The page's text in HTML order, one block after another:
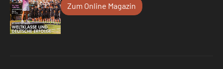
Zum Online Magazin